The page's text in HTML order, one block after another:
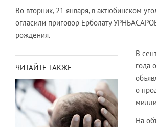
Во вторник, 21 января, в актюбинском
огласили приговор Ерболату
рождения.
ЧИТАЙТЕ ТАКЖЕ
В
года
о
На